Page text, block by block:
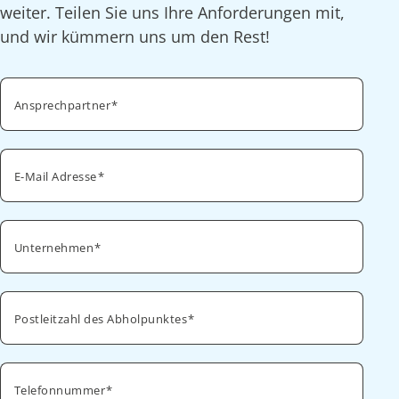
weiter. Teilen Sie uns Ihre Anforderungen mit,
und wir kümmern uns um den Rest!
Ansprechpartner
E-Mail Adresse
Unternehmen
Postleitzahl des Abholpunktes
Telefonnummer